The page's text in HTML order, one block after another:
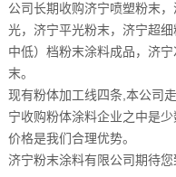
公司长期收购济宁喷塑粉末
光，济宁平光粉末，济宁超
中低）档粉末涂料成品，济
末。
现有粉体加工线四条,本公司
宁收购粉体涂料企业之中是
价格是我们合理优势。
济宁粉末涂料有限公司期待